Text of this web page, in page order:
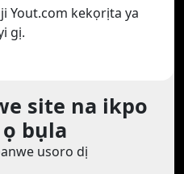
Yout.com kekọrịta ya
gị.
site na ikpo
bụla
usoro dị